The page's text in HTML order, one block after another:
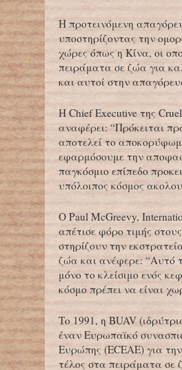
Η προτεινόμενη
υποστηρίζοντας την
χώρες όπως η Κίνα, οι
πειράματα σε ζώα για
και αυτοί στην
Η Chief Executive της
αναφέρει: “Πρόκειται
αποτελεί το
εφαρμόσουμε την
παγκόσμιο επίπεδο
υπόλοιπος κόσμος
Ο Paul McGreevy,
απέτισε φόρο τιμής
στηρίζουν την
ζώα και ανέφερε: “Αυτό
μόνο το κλείσιμο ενός
κόσμο πρέπει να είναι
Το 1991, η BUAV
έναν Ευρωπαϊκό
Ευρώπης (ECEAE) για
τέλος στα πειράματα σε